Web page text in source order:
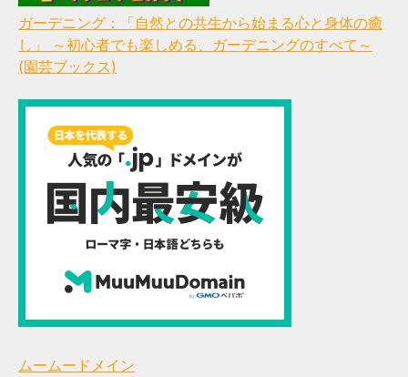
ガーデニング：「自然との共生から始まる心と身体の癒
し」 ～初心者でも楽しめる、ガーデニングのすべて～
(園芸ブックス)
ムームードメイン